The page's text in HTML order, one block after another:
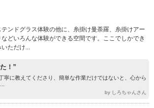
ンドグラス体験の他に、糸掛け曼荼羅、糸掛けアー
などいろんな体験ができる空間です。ここでしかでき
ただけ...
！”
寧に教えてくださり、簡単な作業だけではないと、心から
by しろちゃんさん